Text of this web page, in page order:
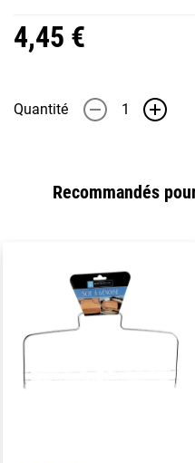
4,45 €
Quantité - +
Recommandés